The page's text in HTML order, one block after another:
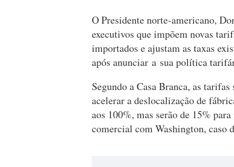
O Presidente norte-americano,
executivos que impõem novas
importados e ajustam as taxas
após anunciar a sua política
Segundo a Casa Branca, as
acelerar a deslocalização de
aos 100%, mas serão de 15%
comercial com Washington, caso